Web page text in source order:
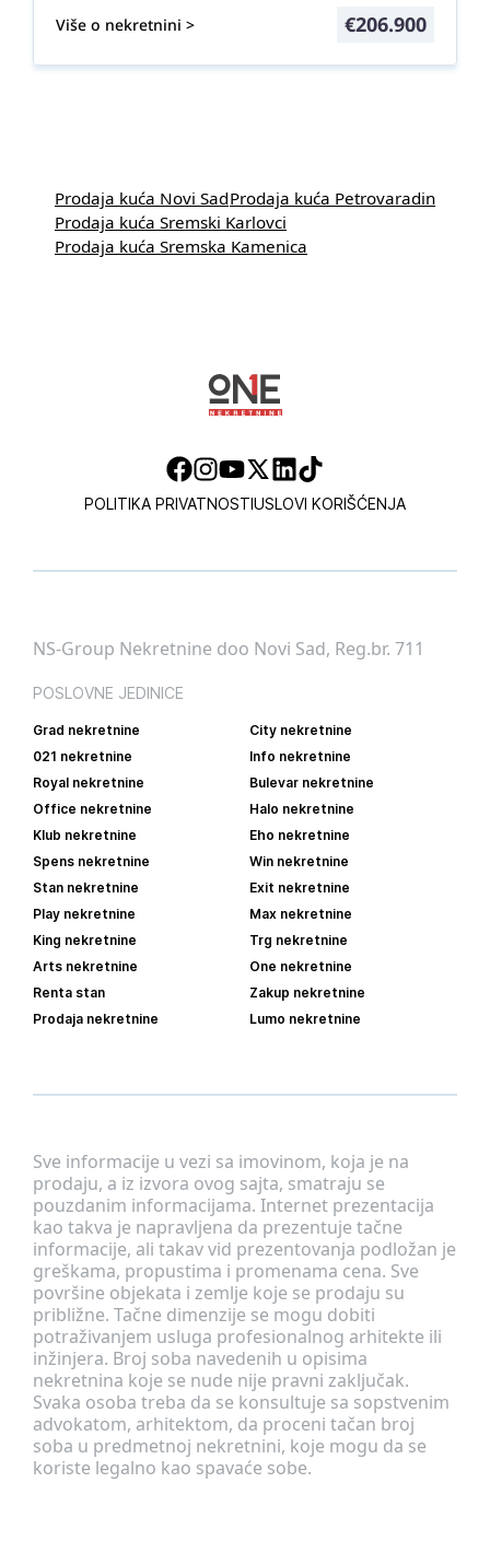
Više o nekretnini > €206.900
Prodaja kuća Novi SadProdaja kuća Petrovaradin
Prodaja kuća Sremski Karlovci
Prodaja kuća Sremska Kamenica
POLITIKA PRIVATNOSTIUSLOVI KORIŠĆENJA
Sve informacije u vezi sa imovinom, koja je na
prodaju, a iz izvora ovog sajta, smatraju se
pouzdanim informacijama. Internet prezentacija
kao takva je napravljena da prezentuje tačne
informacije, ali takav vid prezentovanja podložan je
greškama, propustima i promenama cena. Sve
površine objekata i zemlje koje se prodaju su
približne. Tačne dimenzije se mogu dobiti
potraživanjem usluga profesionalnog arhitekte ili
inžinjera. Broj soba navedenih u opisima
nekretnina koje se nude nije pravni zaključak.
Svaka osoba treba da se konsultuje sa sopstvenim
advokatom, arhitektom, da proceni tačan broj
soba u predmetnoj nekretnini, koje mogu da se
koriste legalno kao spavaće sobe.
NS-Group Nekretnine doo Novi Sad, Reg.br. 711
POSLOVNE JEDINICE
Grad nekretnine
City nekretnine
021 nekretnine
Info nekretnine
Royal nekretnine
Bulevar nekretnine
Office nekretnine
Halo nekretnine
Klub nekretnine
Eho nekretnine
Spens nekretnine
Win nekretnine
Stan nekretnine
Exit nekretnine
Play nekretnine
Max nekretnine
King nekretnine
Trg nekretnine
Arts nekretnine
One nekretnine
Renta stan
Zakup nekretnine
Prodaja nekretnine
Lumo nekretnine